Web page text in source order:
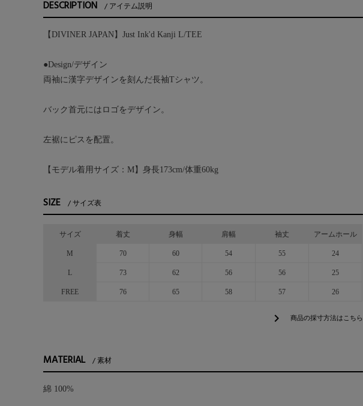
DESCRIPTION アイテム説明
【DIVINER JAPAN】Just Ink'd Kanji L/TEE
●Design/デザイン
両袖に漢字デザインを刻んだ長袖Tシャツ。
バック首元にはロゴをデザイン。
左裾にピスを配置。
【モデル着用サイズ：M】身長173cm/体重60kg
SIZE サイズ表
サイズ 着丈 身幅 肩幅 袖丈 アームホール
M 70 60 54 55 24
L 73 62 56 56 25
FREE 76 65 58 57 26
chevron_right 商品の採寸方法はこちら
MATERIAL 素材
綿 100%